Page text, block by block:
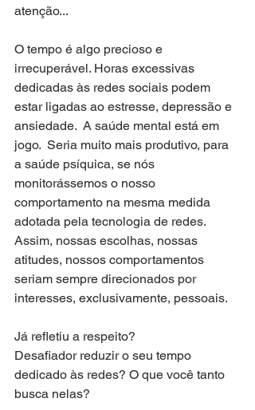
atenção...
O tempo é algo precioso e
irrecuperável. Horas excessivas
dedicadas às redes sociais podem
estar ligadas ao estresse, depressão e
ansiedade.  A saúde mental está em
jogo.  Seria muito mais produtivo, para
a saúde psíquica, se nós
monitorássemos o nosso
comportamento na mesma medida
adotada pela tecnologia de redes.
Assim, nossas escolhas, nossas
atitudes, nossos comportamentos
seriam sempre direcionados por
interesses, exclusivamente, pessoais.
Já refletiu a respeito?
Desafiador reduzir o seu tempo
dedicado às redes? O que você tanto
busca nelas?